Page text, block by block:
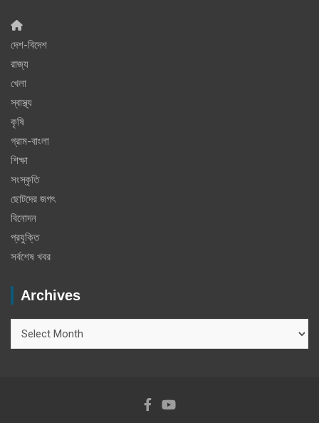
দেশ-বিদেশ
রাজ্য
খেলা
স্বাস্থ্য
কৃষি
গ্রাম-বাংলা
শিক্ষা
সংস্কৃতি
ছোটদের জগৎ
বিনোদন
প্রযুক্তি
সর্বশেষ খবর
Archives